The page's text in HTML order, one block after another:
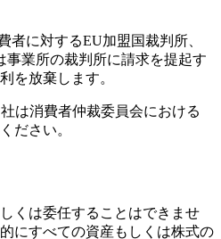
に対するEU加盟国裁判所、
業所の裁判所に請求を提起す
を放棄します。
は消費者仲裁委員会における
ださい。
くは委任することはできませ
にすべての資産もしくは株式の